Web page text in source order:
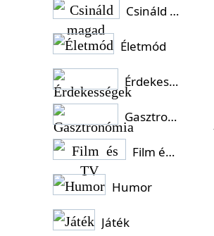
Csináld magad
Életmód
Érdekességek
Gasztronómia
Film és TV
Humor
Játék